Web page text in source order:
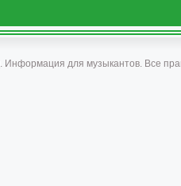
. Информация для музыкантов. Все